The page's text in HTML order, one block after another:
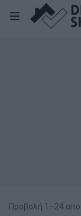
Προβολή 1–24 απο